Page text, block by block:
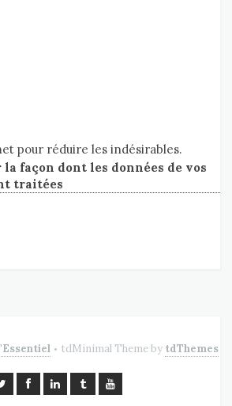
pour réduire les indésirables.
façon dont les données de vos
traitées
• tdMinimal Theme by tdThemes